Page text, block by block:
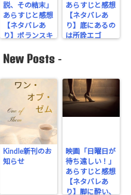
説、その結末」
あらすじと感想
【ネタバレあ
り】ポランスキ
スペンス
あらすじと感想
【ネタバレあ
り】底にあるの
は所詮エゴ
New Posts -
Kindle新刊のお
知らせ
映画「日曜日が
待ち遠しい！」
あらすじと感想
【ネタバレあ
り】脚に酔い、